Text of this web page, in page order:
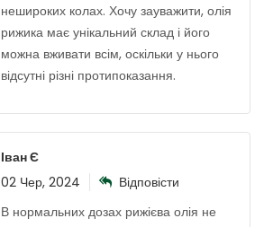
нешироких колах. Хочу зауважити, олія
рижика має унікальний склад і його
можна вживати всім, оскільки у нього
відсутні різні протипоказання.
Іван Є
02 Чер, 2024
Відповісти
В нормальних дозах рижієва олія не